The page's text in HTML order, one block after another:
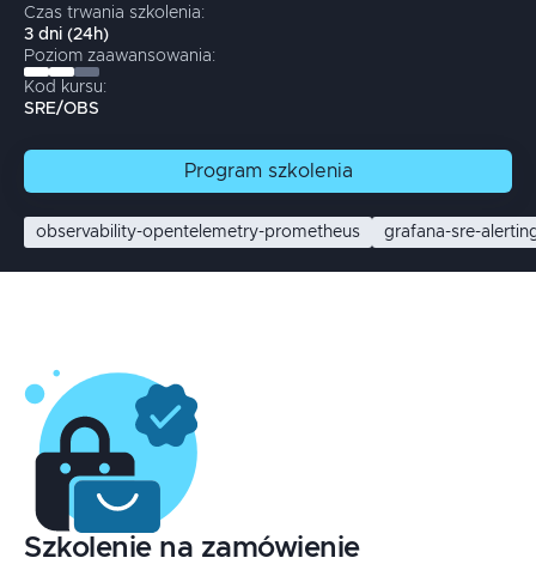
Czas trwania szkolenia:
3 dni (24h)
Poziom zaawansowania:
Kod kursu:
SRE/OBS
Program szkolenia
observability-opentelemetry-prometheus grafana-sre-
Szkolenie na zamówienie